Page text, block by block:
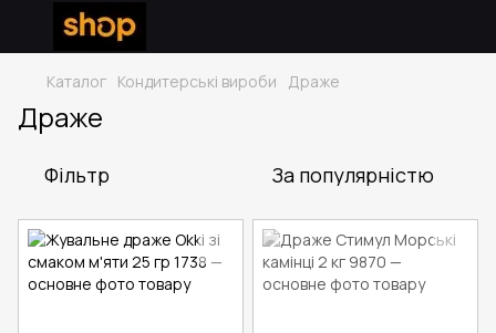
Каталог Кондитерські вироби Драже
Драже
Фільтр За популярністю